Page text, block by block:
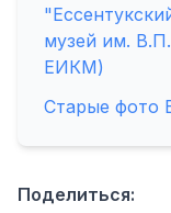
музей им.
ЕИКМ)
Старые фото
Поделиться: